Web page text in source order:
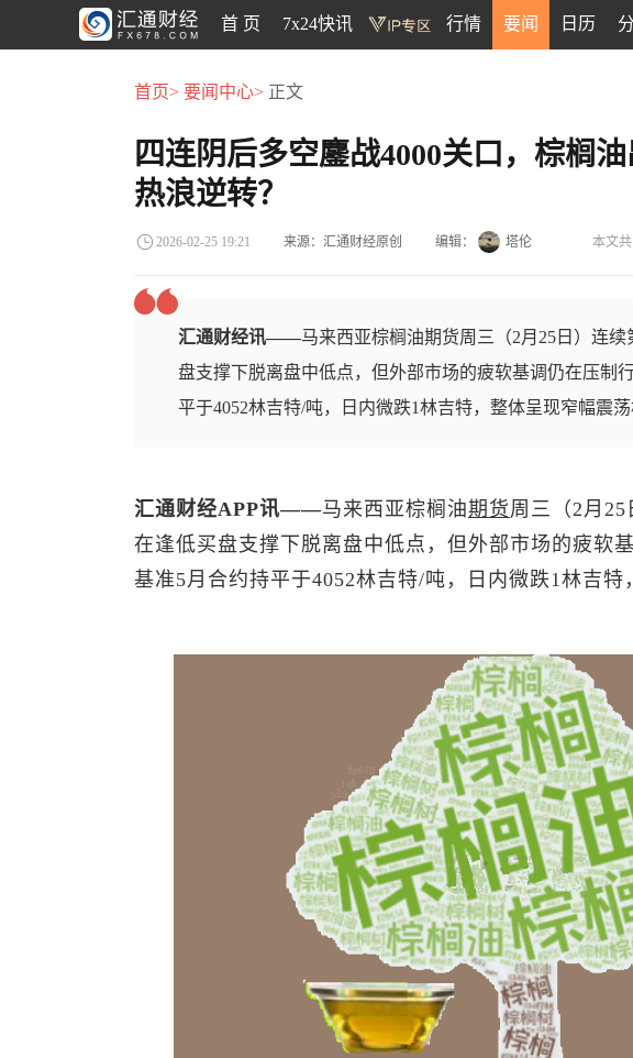
首 页 7x24快讯 行情 要闻 日历
首页> 要闻中心> 正文
四连阴后多空鏖战4000关口，棕榈
热浪逆转？
2026-02-25 19:21 来源：汇通财经原创 编辑： 塔伦 本文共
汇通财经讯——马来西亚棕榈油期货周三（2月25日）连
盘支撑下脱离盘中低点，但外部市场的疲软基调仍在压制
平于4052林吉特/吨，日内微跌1林吉特，整体呈现窄幅震荡
汇通财经APP讯——马来西亚棕榈油期货周三（2月
在逢低买盘支撑下脱离盘中低点，但外部市场的疲软
基准5月合约持平于4052林吉特/吨，日内微跌1林吉特